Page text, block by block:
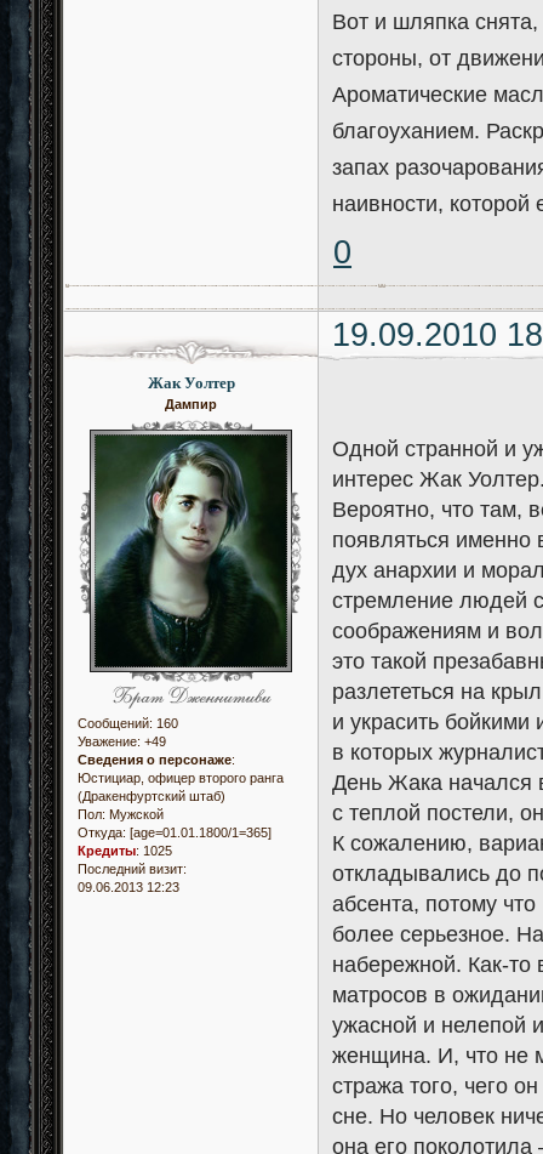
Вот и шляпка
стороны, от
Ароматические
благоуханием.
запах
наивности, которой
0
19.09.2010
Жак Уолтер
Дампир
Сообщений: 160
Уважение: +49
Сведения о персонаже:
Юстициар, офицер второго ранга
(Дракенфуртский штаб)
Пол: Мужской
Откуда: [age=01.01.1800/1=365]
Кредиты: 1025
Последний визит:
09.06.2013 12:23
Одной странной и
интерес Жак
Вероятно, что там,
появляться именно
дух анархии и
стремление людей
соображениям и
это такой
разлететься на
и украсить
в которых
День Жака начался
с теплой постели,
К сожалению,
откладывались до
абсента, потому
более серьезное.
набережной. Как-то
матросов в
ужасной и нелепой
женщина. И, что не
стража того, чего
сне. Но человек
она его